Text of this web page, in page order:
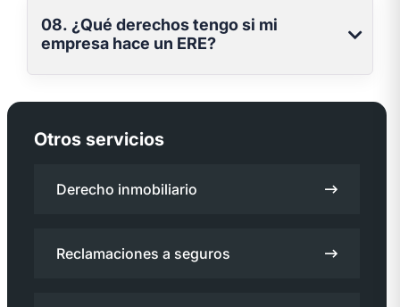
08. ¿Qué derechos tengo si mi
empresa hace un ERE?
Otros servicios
Derecho inmobiliario
Reclamaciones a seguros